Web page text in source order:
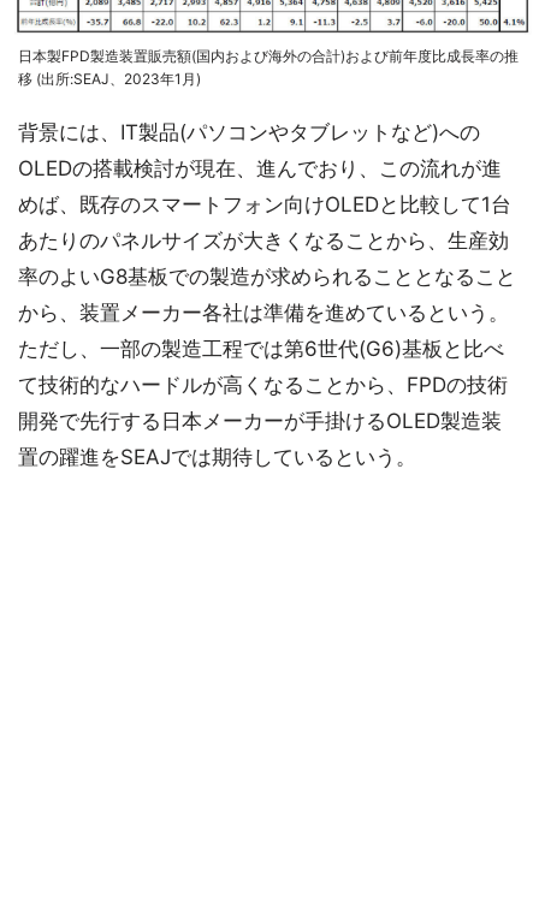
日本製FPD製造装置販売額(国内および海外の合計)および前年度比成長率の推
移 (出所:SEAJ、2023年1月)
背景には、IT製品(パソコンやタブレットなど)への
OLEDの搭載検討が現在、進んでおり、この流れが進
めば、既存のスマートフォン向けOLEDと比較して1台
あたりのパネルサイズが大きくなることから、生産効
率のよいG8基板での製造が求められることとなること
から、装置メーカー各社は準備を進めているという。
ただし、一部の製造工程では第6世代(G6)基板と比べ
て技術的なハードルが高くなることから、FPDの技術
開発で先行する日本メーカーが手掛けるOLED製造装
置の躍進をSEAJでは期待しているという。